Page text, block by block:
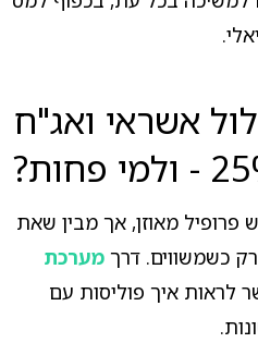
אשראי ואג"ח
מאוזן, אך מבין שאת
כשמשווים. דרך מערכת
לראות איך פוליסות עם